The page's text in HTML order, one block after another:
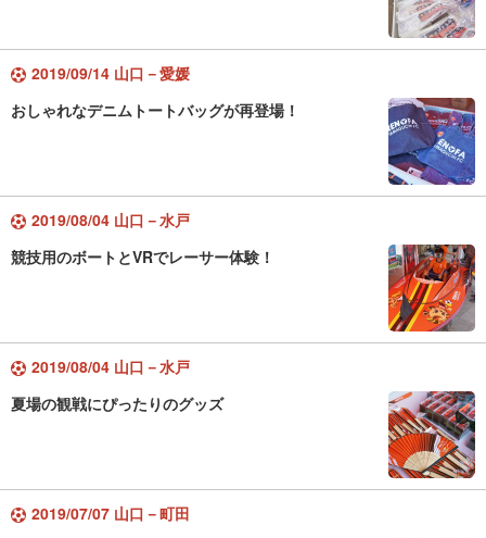
2019/09/14 山口－愛媛
おしゃれなデニムトートバッグが再登場！
2019/08/04 山口－水戸
競技用のボートとVRでレーサー体験！
2019/08/04 山口－水戸
夏場の観戦にぴったりのグッズ
2019/07/07 山口－町田